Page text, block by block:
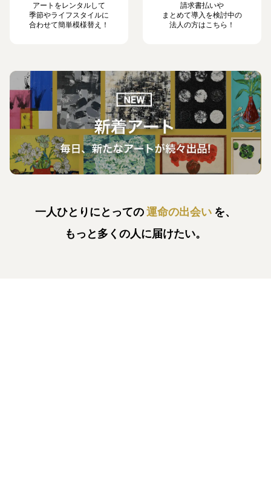
アートをレンタルして
季節やライフスタイルに
合わせて簡単模様替え！
請求書払いや
まとめて導入を検討中の
法人の方はこちら！
一人ひとりにとっての運命の出会い を、
もっと多くの人に届けたい。